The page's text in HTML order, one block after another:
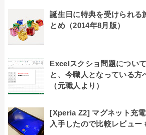
誕生日に特典を受けられる
とめ（2014年8月版）
Excelスクショ問題につい
と、今職人となっている方
（元職人より）
[Xperia Z2] マグネット充
入手したので比較レビュー